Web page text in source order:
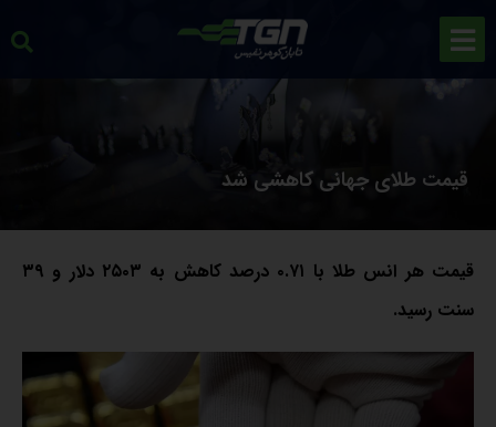
قیمت طلای جهانی کاهشی شد
قیمت هر انس طلا با ۰.۷۱ درصد کاهش به ۲۵۰۳ دلار و ۳۹
سنت رسید.